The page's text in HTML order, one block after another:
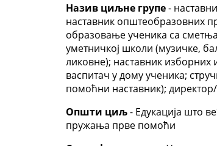
Назив циљне групе-
наставник општеобразовних
образовање ученика са
уметничкој школи (музичке,
ликовне); наставник изборних
васпитач у дому ученика;
помоћни наставник);
Општи циљ- Едукација што
пружања прве помоћи